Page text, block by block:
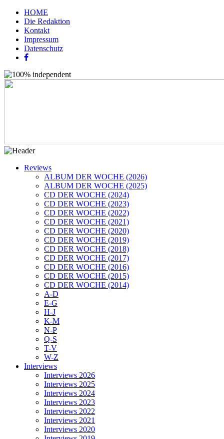
HOME
Die Redaktion
Kontakt
Impressum
Datenschutz
Reviews
ALBUM DER WOCHE (2026)
ALBUM DER WOCHE (2025)
CD DER WOCHE (2024)
CD DER WOCHE (2023)
CD DER WOCHE (2022)
CD DER WOCHE (2021)
CD DER WOCHE (2020)
CD DER WOCHE (2019)
CD DER WOCHE (2018)
CD DER WOCHE (2017)
CD DER WOCHE (2016)
CD DER WOCHE (2015)
CD DER WOCHE (2014)
A-D
E-G
H-J
K-M
N-P
Q-S
T-V
W-Z
Interviews
Interviews 2026
Interviews 2025
Interviews 2024
Interviews 2023
Interviews 2022
Interviews 2021
Interviews 2020